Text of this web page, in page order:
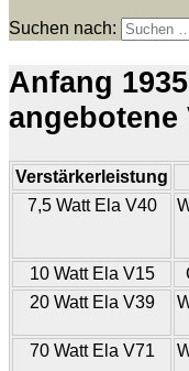
Suchen nach:
Anfang
angebotene
Verstärkerleistung
7,5 Watt Ela V40
10 Watt Ela V15
20 Watt Ela V39
70 Watt Ela V71